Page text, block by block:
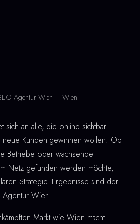
Agentur Wien – Wien
sich an alle, die online sichtbar
Kunden gewinnen wollen. Ob
Betriebe oder wachsende
Netz gefunden werden möchte,
Strategie. Ergebnisse sind der
Agentur Wien.
Markt wie Wien macht